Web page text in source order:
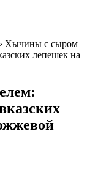
Хычины с сыром
лепешек на